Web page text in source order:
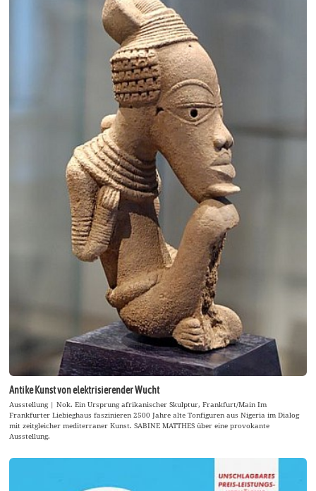
Antike Kunst von elektrisierender Wucht
Ausstellung | Nok. Ein Ursprung afrikanischer Skulptur, Frankfurt/Main Im
Frankfurter Liebieghaus faszinieren 2500 Jahre alte Tonfiguren aus Nigeria im Dialog
mit zeitgleicher mediterraner Kunst. SABINE MATTHES über eine provokante
Ausstellung.